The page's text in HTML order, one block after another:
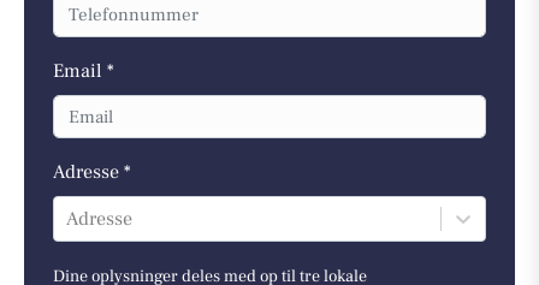
Email *
Adresse *
Adresse
Dine oplysninger deles med op til tre lokale